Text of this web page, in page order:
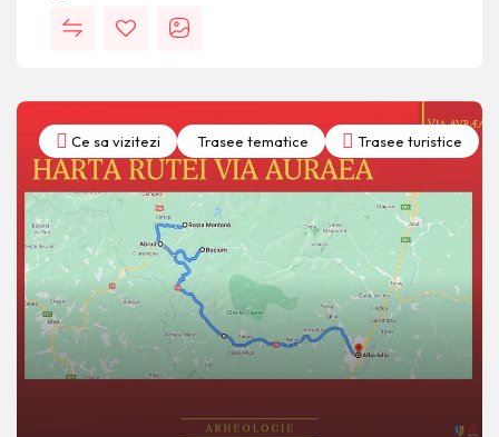
Ce sa vizitezi Trasee tematice Trasee turistice